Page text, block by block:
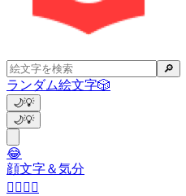
🔎
ランダム絵文字🎲
🌙💡
🌙💡
😂
顔文字＆気分
👩‍❤️‍💋‍👨